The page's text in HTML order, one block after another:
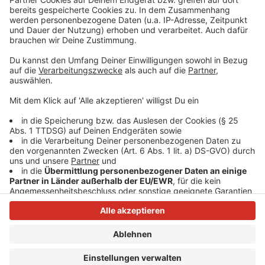
so lustig wie immer.
Anzeige
Anzeige
Anzeige